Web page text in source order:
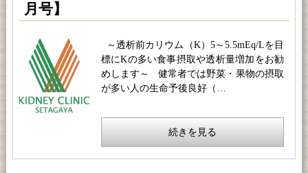
月号】
～透析前カリウム（K）5～5.5mEq/Lを目
標にKの多い食事摂取や透析量増加をお勧
めします～ 健常者では野菜・果物の摂取
が多い人の生命予後良好（…
続きを見る